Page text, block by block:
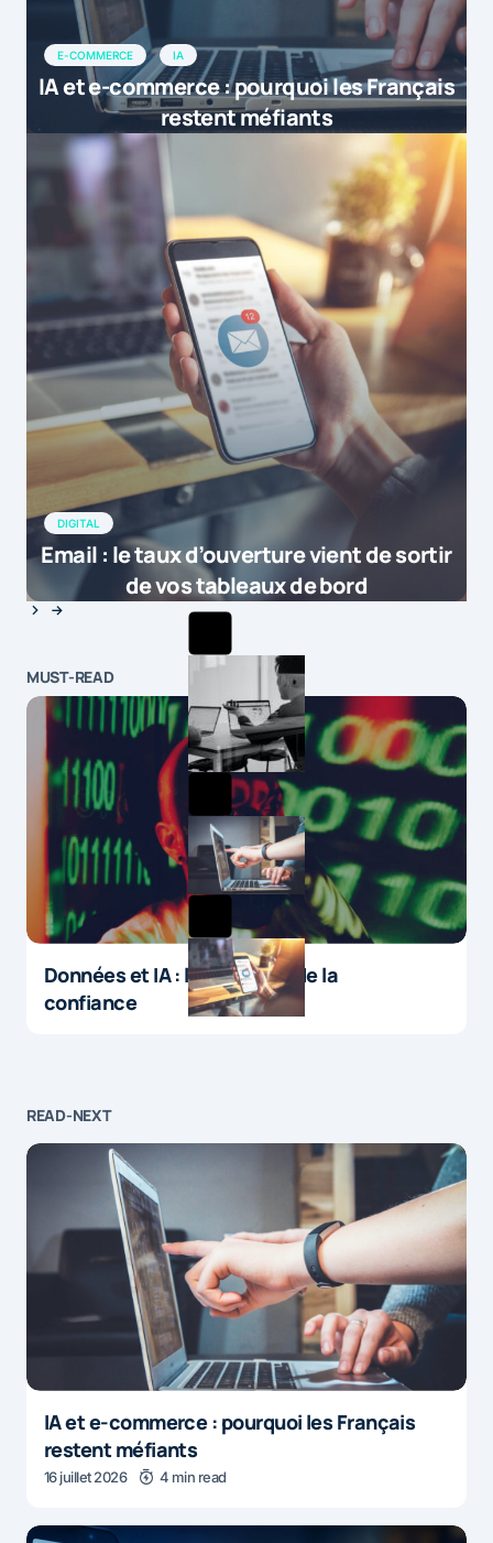
E-COMMERCE IA
IA et e-commerce : pourquoi les Français
restent méfiants
DIGITAL
Email : le taux d’ouverture vient de sortir
de vos tableaux de bord
MUST-READ
Données et IA : le paradoxe de la
confiance
READ-NEXT
IA et e-commerce : pourquoi les Français
restent méfiants
16 juillet 2026 4 min read